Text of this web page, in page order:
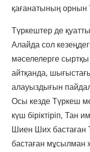
қағанатының орнын
Түркештер де
Алайда сол
мәселелерге
айтқанда,
алауыздығын
Осы кезде Түркеш
күш біріктіріп, Тан
Шиен Ших бастаған
бастаған мұсылман